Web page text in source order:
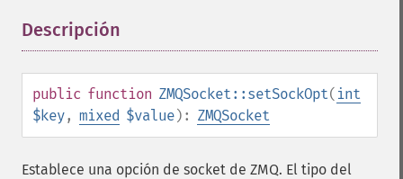
Descripción
public function ZMQSocket::setSockOpt( int
$key, mixed $value): ZMQSocket
Establece una opción de socket de ZMQ. El tipo del